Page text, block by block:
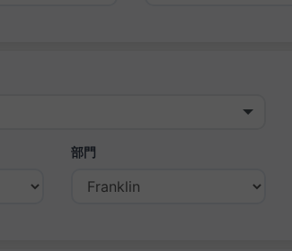
部門